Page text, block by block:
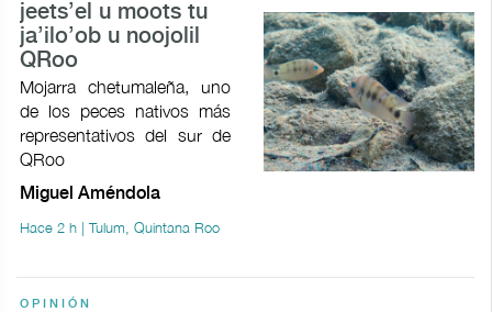
jeets’el u moots tu
ja’ilo’ob u noojolil
QRoo
Mojarra chetumaleña, uno
de los peces nativos más
representativos del sur de
QRoo
Miguel Améndola
Hace 2 h | Tulum, Quintana Roo
OPINIÓN